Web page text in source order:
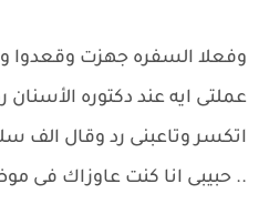
وفعلا السفره جهزت وقعدوا
عملتى ايه عند دكتوره
اتكسر وتاعبنى رد وقال الف
.. حبيبى انا كنت عاوزاك فى